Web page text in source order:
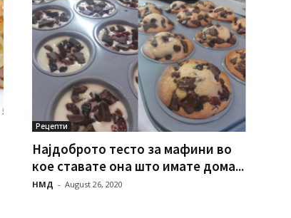
Рецепти
Најдоброто тесто за мафини во
кое ставате она што имате дома...
НМД - August 26, 2020